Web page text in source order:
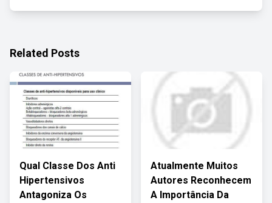
Related Posts
Qual Classe Dos Anti
Hipertensivos
Antagoniza Os
Atualmente Muitos
Autores Reconhecem
A Importância Da